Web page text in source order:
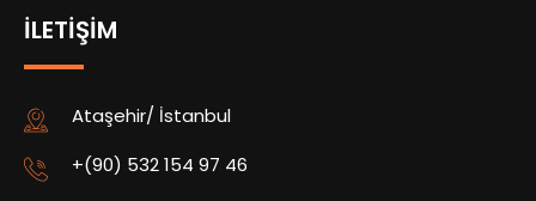
İLETIŞIM
Ataşehir/ İstanbul
+(90) 532 154 97 46